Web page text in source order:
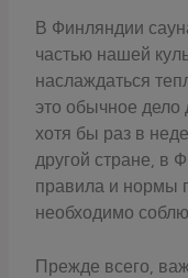
В Финляндии
частью нашей
наслаждаться
это обычное
хотя бы раз в
другой стране, в
правила и нормы
необходимо
Прежде всего,